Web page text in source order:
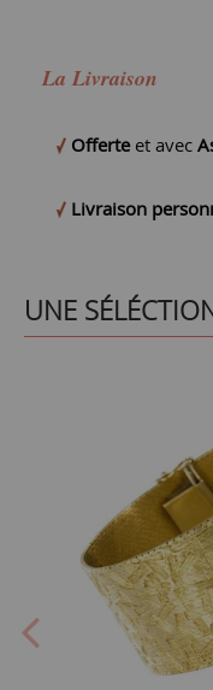
La Livraison
Offerteet avec
Livraison
UNE